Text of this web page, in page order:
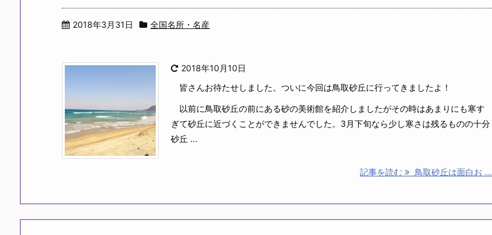
2018年3月31日 全国名所・名産
2018年10月10日
皆さんお待たせしました。ついに今回は鳥取砂丘に行ってきましたよ！
以前に鳥取砂丘の前にある砂の美術館を紹介しましたがその時はあまりにも寒す
ぎて砂丘に近づくことができませんでした。3月下旬なら少し寒さは残るものの十分
砂丘 ...
記事を読む 鳥取砂丘は面白お ...